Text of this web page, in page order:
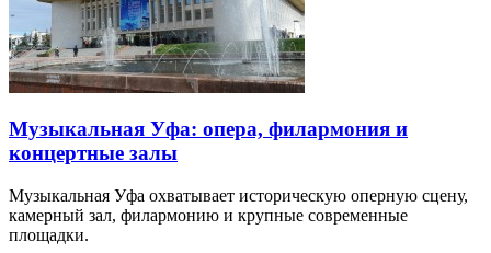
Музыкальная Уфа: опера, филармония и
концертные залы
Музыкальная Уфа охватывает историческую оперную сцену,
камерный зал, филармонию и крупные современные
площадки.